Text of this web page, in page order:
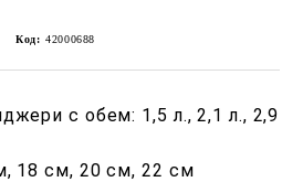
Код: 42000688
с обем: 1,5 л., 2,1 л., 2,9
18 см, 20 см, 22 см